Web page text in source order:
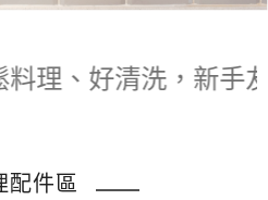
好清洗，新手友
配件區